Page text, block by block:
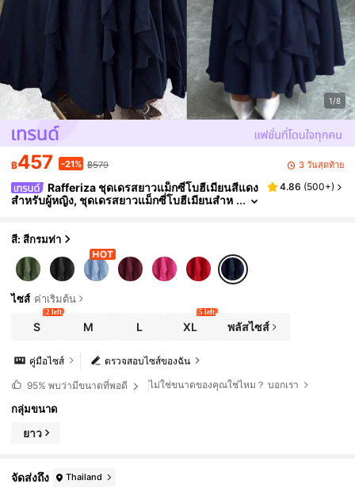
1/8
฿457 -21% ฿579 3 วันสุดท้าย
Rafferiza ชุดเดรสยาวแม็กซี่โบฮีเมียนสีแดง
สำหรับผู้หญิง, ชุดเดรสยาวแม็กซี่โบฮีเมียนสำห
รับคอนเสิร์ต, ชุดสำหรับวันหยุดพักผ่อน, คอวี, คอลเล
กชันฤดูใบไม้ผลิและฤดูร้อน 2025, ทรงหลวม, คล้อง
คอ, สายเดี่ยวแบบสุ่ม, ดีไซน์ดั้งเดิม, ระบายหลายชั้น,
โบว์
4.86 (500+)
สี: สีกรมท่า
ไซส์ ค่าเริ่มต้น
S
2 left
M L XL
5 left
พลัสไซส์
ตรวจสอบไซส์ของฉัน
คู่มือไซส์
95% พบว่ามีขนาดที่พอดี ไม่ใช่ขนาดของคุณใช่ไหม？ บอกเรา
กลุ่มขนาด
ยาว
จัดส่งถึง Thailand